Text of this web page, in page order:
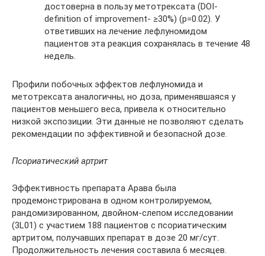
достоверна в пользу метотрексата (DOI-
definition of improvement- ≥30%) (р=0.02). У
ответивших на лечение лефлуномидом
пациентов эта реакция сохранялась в течение 48
недель.
Профили побочных эффектов лефлуномида и
метотрексата аналогичны, но доза, применявшаяся у
пациентов меньшего веса, привела к относительно
низкой экспозиции. Эти данные не позволяют сделать
рекомендации по эффективной и безопасной дозе.
Псориатический артрит
Эффективность препарата Арава была
продемонстрирована в одном контролируемом,
рандомизированном, двойном-слепом исследовании
(3L01) с участием 188 пациентов с псориатическим
артритом, получавших препарат в дозе 20 мг/сут.
Продолжительность лечения составила 6 месяцев.